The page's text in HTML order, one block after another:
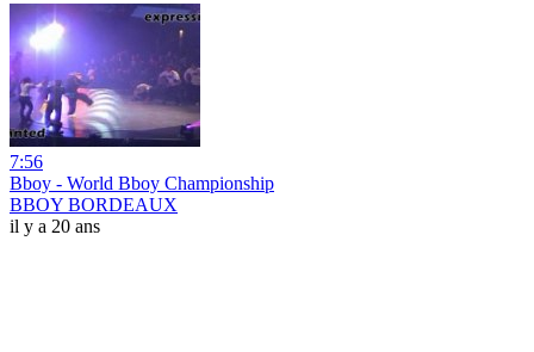
7:56
Bboy - World Bboy Championship
BBOY BORDEAUX
il y a 20 ans